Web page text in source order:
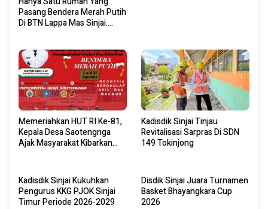
Pasang Bendera Merah Putih
Di BTN Lappa Mas Sinjai.
Memeriahkan HUT RI Ke-81,
Kepala Desa Saotengnga
Ajak Masyarakat Kibarkan
Kadisdik Sinjai Tinjau
Revitalisasi Sarpras Di SDN
149 Tokinjong
Kadisdik Sinjai Kukuhkan
Pengurus KKG PJOK Sinjai
Timur Periode 2026-2029
Disdik Sinjai Juara Turnamen
Basket Bhayangkara Cup
2026